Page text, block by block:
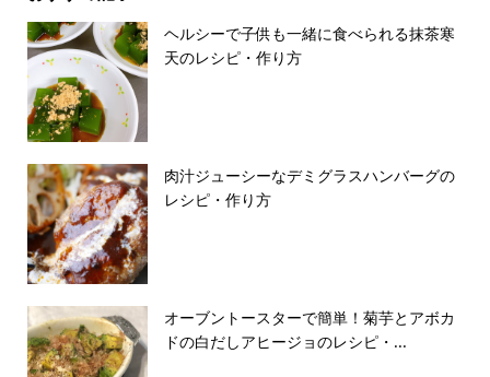
ヘルシーで子供も一緒に食べられる抹茶寒
天のレシピ・作り方
肉汁ジューシーなデミグラスハンバーグの
レシピ・作り方
オーブントースターで簡単！菊芋とアボカ
ドの白だしアヒージョのレシピ・...